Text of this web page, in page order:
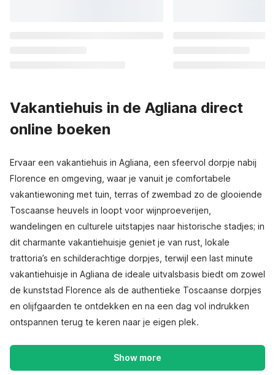
Vakantiehuis in de Agliana direct
online boeken
Ervaar een vakantiehuis in Agliana, een sfeervol dorpje nabij
Florence en omgeving, waar je vanuit je comfortabele
vakantiewoning met tuin, terras of zwembad zo de glooiende
Toscaanse heuvels in loopt voor wijnproeverijen,
wandelingen en culturele uitstapjes naar historische stadjes; in
dit charmante vakantiehuisje geniet je van rust, lokale
trattoria’s en schilderachtige dorpjes, terwijl een last minute
vakantiehuisje in Agliana de ideale uitvalsbasis biedt om zowel
de kunststad Florence als de authentieke Toscaanse dorpjes
en olijfgaarden te ontdekken en na een dag vol indrukken
ontspannen terug te keren naar je eigen plek.
Show more